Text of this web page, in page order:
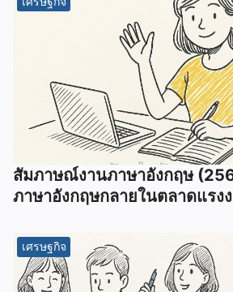
สัมภาษณ์งานภาษาอังกฤษ
ภาษาอังกฤษกลายในตลาดแรงง
เศรษฐกิจ